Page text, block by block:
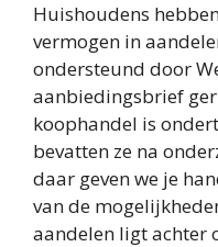
Huishoudens
vermogen in
ondersteund door
aanbiedingsbrief
koophandel is
bevatten ze na
daar geven we je
van de
aandelen ligt achter